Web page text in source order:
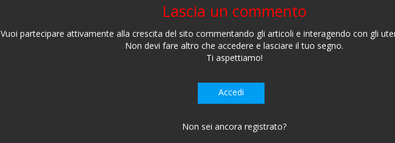
Lascia un commento
Vuoi partecipare attivamente alla crescita del sito commentando gli articoli e interagendo con gli
Non devi fare altro che accedere e lasciare il tuo segno.
Ti aspettiamo!
Accedi
Non sei ancora registrato?